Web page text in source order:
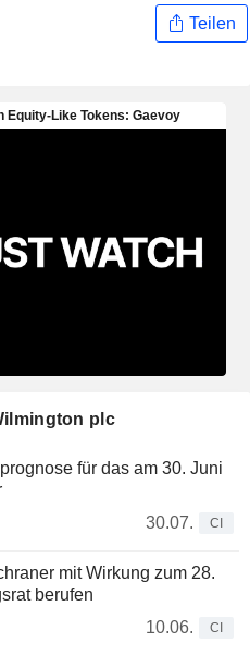
Teilen
plc
für das am 30. Juni
30.07.
CI
mit Wirkung zum 28.
berufen
10.06.
CI